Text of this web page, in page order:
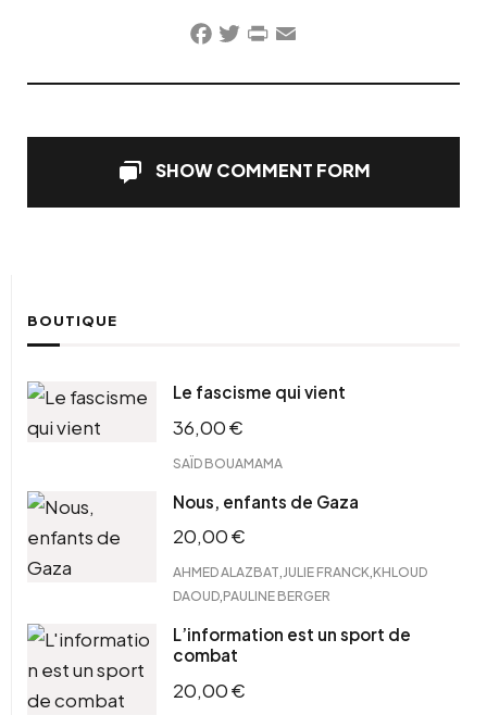
Facebook
TwitterPrintFriendly
Email
SHOW COMMENT FORM
BOUTIQUE
Le fascisme qui vient
36,00€
SAÏD BOUAMAMA
Nous, enfants de Gaza
20,00€
AHMED ALAZBAT JULIE FRANCK KHLOUD
DAOUD PAULINE BERGER
L’information est un sport de
combat
20,00€